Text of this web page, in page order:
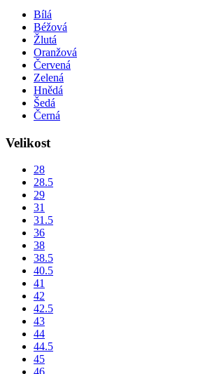
Bílá
Béžová
Žlutá
Oranžová
Červená
Zelená
Hnědá
Šedá
Černá
Velikost
28
28.5
29
31
31.5
36
38
38.5
40.5
41
42
42.5
43
44
44.5
45